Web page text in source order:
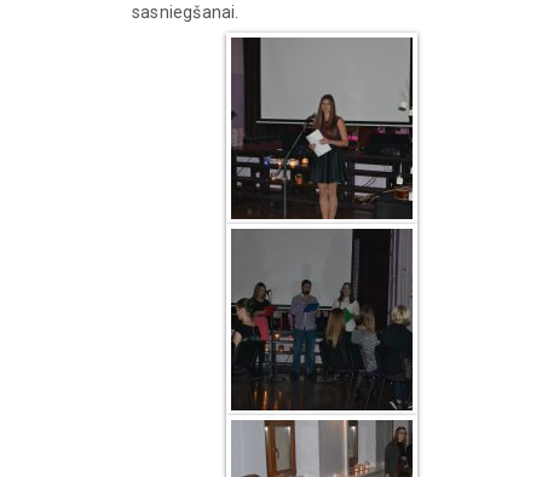
sasniegšanai.